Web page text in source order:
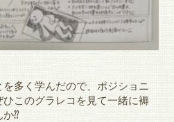
多く学んだので、ポジショニ
このグラレコを見て一緒に褥
か⁇